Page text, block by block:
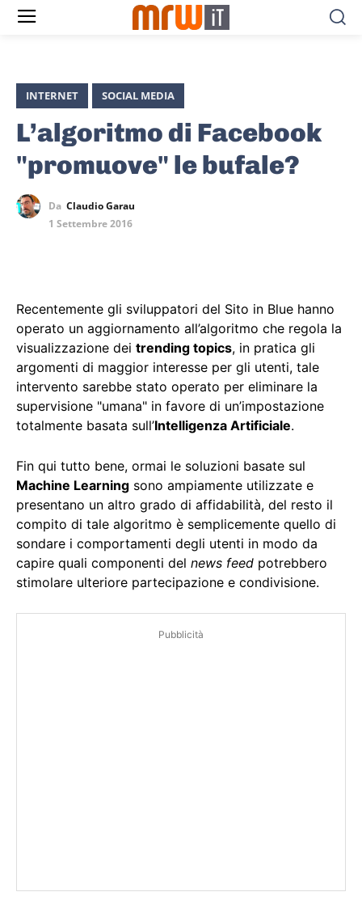
INTERNET SOCIAL MEDIA
L’algoritmo di Facebook
"promuove" le bufale?
Da Claudio Garau
1 Settembre 2016
Recentemente gli sviluppatori del Sito in Blue hanno
operato un aggiornamento all’algoritmo che regola la
visualizzazione dei trending topics, in pratica gli
argomenti di maggior interesse per gli utenti, tale
intervento sarebbe stato operato per eliminare la
supervisione "umana" in favore di un’impostazione
totalmente basata sull’Intelligenza Artificiale.
Fin qui tutto bene, ormai le soluzioni basate sul
Machine Learning sono ampiamente utilizzate e
presentano un altro grado di affidabilità, del resto il
compito di tale algoritmo è semplicemente quello di
sondare i comportamenti degli utenti in modo da
capire quali componenti del news feed potrebbero
stimolare ulteriore partecipazione e condivisione.
Pubblicità